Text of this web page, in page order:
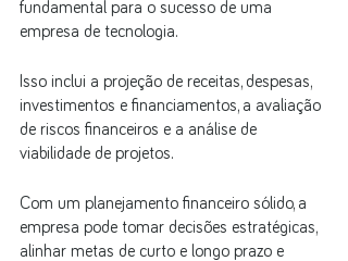
fundamental para o sucesso de uma
empresa de tecnologia.
Isso inclui a projeção de receitas, despesas,
investimentos e financiamentos, a avaliação
de riscos financeiros e a análise de
viabilidade de projetos.
Com um planejamento financeiro sólido, a
empresa pode tomar decisões estratégicas,
alinhar metas de curto e longo prazo e